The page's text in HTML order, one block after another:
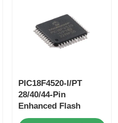
PIC18F4520-I/PT
28/40/44-Pin
Enhanced Flash
Microcontrollers